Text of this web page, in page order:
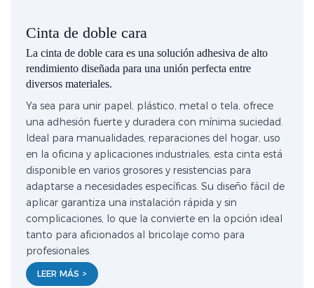
Cinta de doble cara
La cinta de doble cara es una solución adhesiva de alto
rendimiento diseñada para una unión perfecta entre
diversos materiales.
Ya sea para unir papel, plástico, metal o tela, ofrece
una adhesión fuerte y duradera con mínima suciedad.
Ideal para manualidades, reparaciones del hogar, uso
en la oficina y aplicaciones industriales, esta cinta está
disponible en varios grosores y resistencias para
adaptarse a necesidades específicas. Su diseño fácil de
aplicar garantiza una instalación rápida y sin
complicaciones, lo que la convierte en la opción ideal
tanto para aficionados al bricolaje como para
profesionales.
LEER MÁS >